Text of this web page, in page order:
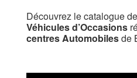
Découvrez le catalogue
Véhicules d’Occasions
centres Automobilesde